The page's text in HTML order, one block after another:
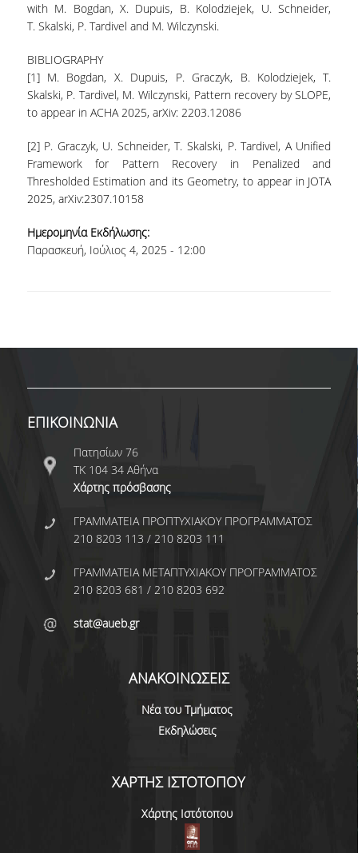
ΕΠΙΤΙΜΟΙ ΔΙΔΑΚΤΟΡΕΣ
ΑΠΟΧΩΡΗΣΑΝΤΕΣ ΚΑΘΗΓΗΤΕΣ
ΠΡΟΚΗΡΥΞΕΙΣ ΑΠΟΚΤΗΣΗΣ ΑΚΑΔΗΜΑΪΚΗΣ
ΩΡΕΣ ΓΡΑΦΕΙΟΥ
ΠΡΟΠΤΥΧΙΑΚΕΣ ΣΠΟΥΔΕΣ
ΠΡΟΓΡΑΜΜΑ ΣΠΟΥΔΩΝ
ΜΑΘΗΜΑΤΑ ΕΛΕΥΘΕΡΗΣ
ΕΠΙΛΟΓΗΣ ΑΠΟ ΑΛΛΑ ΤΜΗΜΑΤΑ
ΚΥΚΛΟΙ ΜΑΘΗΜΑΤΩΝ
ΑΛΛΑ ΣΤΟΙΧΕΙΑ
ΔΙΠΛΩΜΑΤΙΚΗ ΕΡΓΑΣΙΑ
ΑΝΤΙΣΤΟΙΧΙΕΣ ΤΜΗΜΑΤΩΝ ΑΕΙ
ΚΑΤΑΤΑΚΤΗΡΙΕΣ ΕΞΕΤΑΣΕΙΣ
ΣΥΜΒΟΥΛΟΙ ΚΑΘΗΓΗΤΕΣ
ΠΑΙΔΑΓΩΓΙΚΗ ΕΠΑΡΚΕΙΑ
with M. Bogdan, X. Dupuis, B. Kolodziejek, U. Schneider,
T. Skalski, P. Tardivel and M. Wilczynski.
BIBLIOGRAPHY
[1] M. Bogdan, X. Dupuis, P. Graczyk, B. Kolodziejek, T.
Skalski, P. Tardivel, M. Wilczynski, Pattern recovery by SLOPE,
to appear in ACHA 2025, arXiv: 2203.12086
[2] P. Graczyk, U. Schneider, T. Skalski, P. Tardivel, A Unified
Framework for Pattern Recovery in Penalized and
Thresholded Estimation and its Geometry, to appear in JOTA
2025, arXiv:2307.10158
Ημερομηνία Εκδήλωσης:
Παρασκευή, Ιούλιος 4, 2025 - 12:00
ΕΠΙΚΟΙΝΩΝΙΑ
Πατησίων 76
ΤΚ 104 34 Αθήνα
Χάρτης πρόσβασης
ΓΡΑΜΜΑΤΕΙΑ ΠΡΟΠΤΥΧΙΑΚΟΥ ΠΡΟΓΡΑΜΜΑΤΟΣ
210 8203 113 / 210 8203 111
ΓΡΑΜΜΑΤΕΙΑ ΜΕΤΑΠΤΥΧΙΑΚΟΥ ΠΡΟΓΡΑΜΜΑΤΟΣ
210 8203 681 / 210 8203 692
stat@aueb.gr
ΑΝΑΚΟΙΝΩΣΕΙΣ
Νέα του Τμήματος
Εκδηλώσεις
ΧΑΡΤΗΣ ΙΣΤΟΤΟΠΟΥ
Χάρτης Ιστότοπου